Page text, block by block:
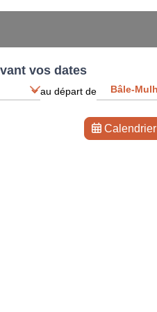
vos dates
au départ de
Calendrier